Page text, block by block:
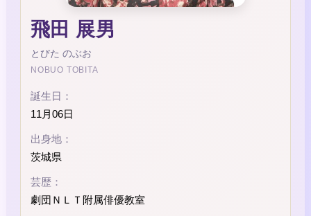
飛田 展男
とびた のぶお
NOBUO TOBITA
誕生日：
11月06日
出身地：
茨城県
芸歴：
劇団ＮＬＴ附属俳優教室